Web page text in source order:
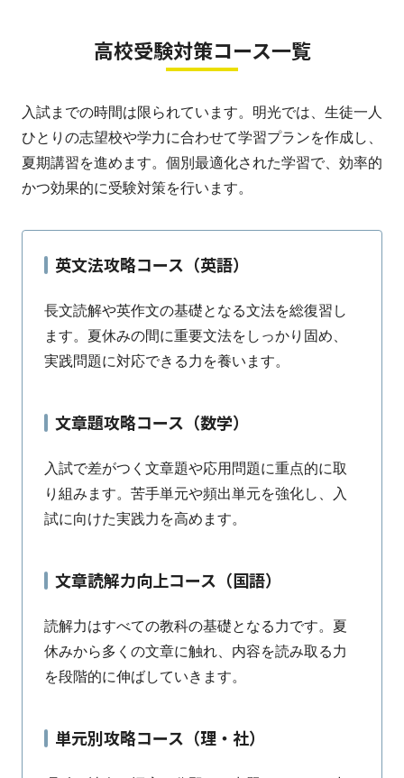
高校受験対策コース一覧
入試までの時間は限られています。明光では、生徒一人
ひとりの志望校や学力に合わせて学習プランを作成し、
夏期講習を進めます。個別最適化された学習で、効率的
かつ効果的に受験対策を行います。
英文法攻略コース（英語）
長文読解や英作文の基礎となる文法を総復習し
ます。夏休みの間に重要文法をしっかり固め、
実践問題に対応できる力を養います。
文章題攻略コース（数学）
入試で差がつく文章題や応用問題に重点的に取
り組みます。苦手単元や頻出単元を強化し、入
試に向けた実践力を高めます。
文章読解力向上コース（国語）
読解力はすべての教科の基礎となる力です。夏
休みから多くの文章に触れ、内容を読み取る力
を段階的に伸ばしていきます。
単元別攻略コース（理・社）